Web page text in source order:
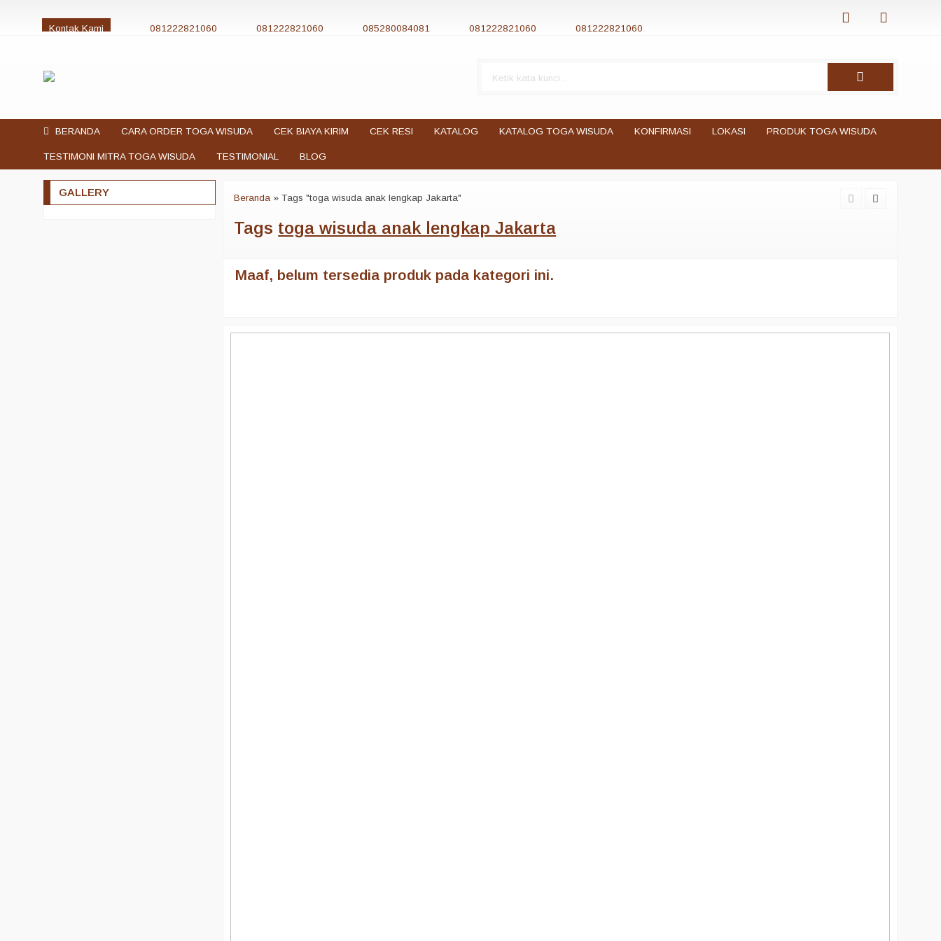
Kontak Kami 081222821060 081222821060 085280084081 081222821060 081222821060
BERANDA CARA ORDER TOGA WISUDA CEK BIAYA KIRIM CEK RESI KATALOG KATALOG TOGA WISUDA KONFIRMASI LOKASI PRODUK TOGA WISUDA
TESTIMONI MITRA TOGA WISUDA TESTIMONIAL BLOG
Beranda »Tags "toga wisuda anak lengkap Jakarta"
Tags toga wisuda anak lengkap Jakarta
Maaf, belum tersedia produk pada kategori ini.
GALLERY